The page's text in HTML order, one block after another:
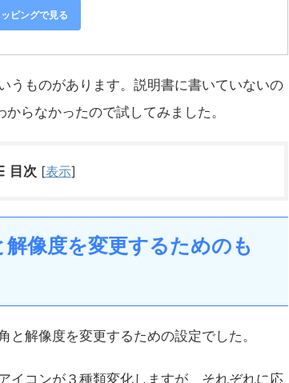
ピングで見る
うものがあります。説明書に書いていないの
らなかったので試してみました。
目次 [表示]
像度を変更するためのも
解像度を変更するための設定でした。
イコンが３種類変化しますが、それぞれに応